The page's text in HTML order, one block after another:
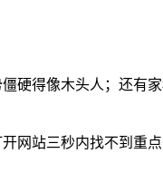
硬得像木头人；还有
网站三秒内找不到重点